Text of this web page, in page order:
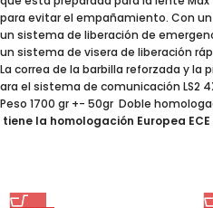
para evitar el empañamiento. Con
un sistema de liberación de
un sistema de visera de liberación
La correa de la barbilla reforzada y la
ara el sistema de comunicación LS2
Peso 1700 gr +- 50gr Doble
tiene la homologación Europea ECE